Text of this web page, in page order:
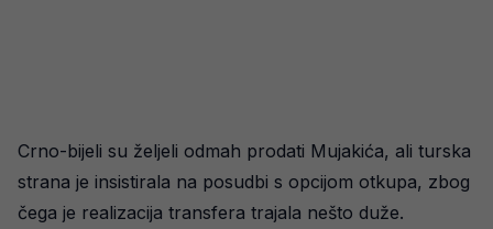
Crno-bijeli su željeli odmah prodati Mujakića, ali turska
strana je insistirala na posudbi s opcijom otkupa, zbog
čega je realizacija transfera trajala nešto duže.